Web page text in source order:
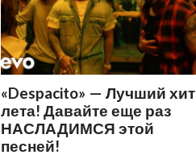
«Despacito» — Лучший хит
лета! Давайте еще раз
НАСЛАДИМСЯ этой
песней!